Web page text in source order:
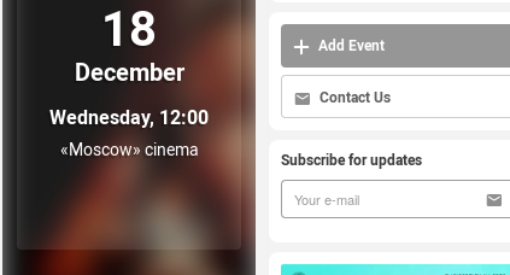
18
December
Wednesday, 12:00
«Moscow» cinema
Add Event
Contact Us
Subscribe for updates